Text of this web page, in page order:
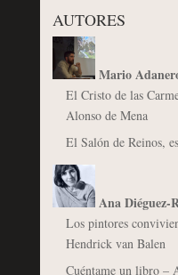
AUTORES
Mario
El Cristo de las
Alonso de Mena
El Salón de Reinos,
Ana Diéguez-
Los pintores
Hendrick van Balen
Cuéntame un libro –